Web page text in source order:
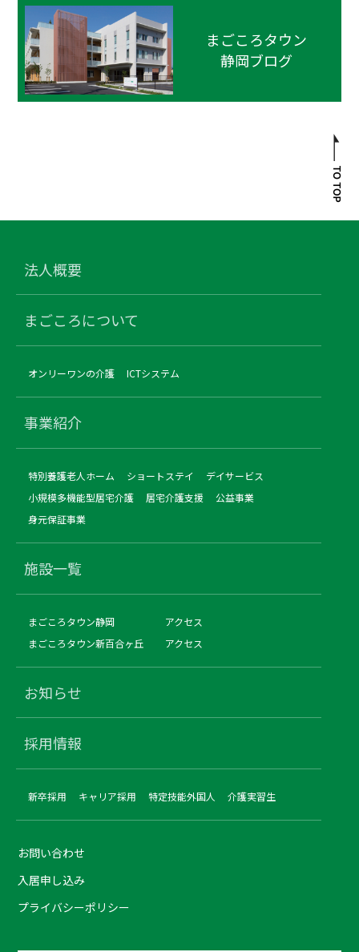
まごころタウン
静岡ブログ
法人概要
まごころについて
オンリーワンの介護 ICTシステム
事業紹介
特別養護老人ホーム ショートステイ
デイサービス
小規模多機能型居宅介護
居宅介護支援
公益事業
身元保証事業
施設一覧
まごころタウン静岡
アクセス
まごころタウン新百合ヶ丘
アクセス
お知らせ
採用情報
新卒採用 キャリア採用 特定技能外国人 介護実習生
お問い合わせ
入居申し込み
プライバシーポリシー